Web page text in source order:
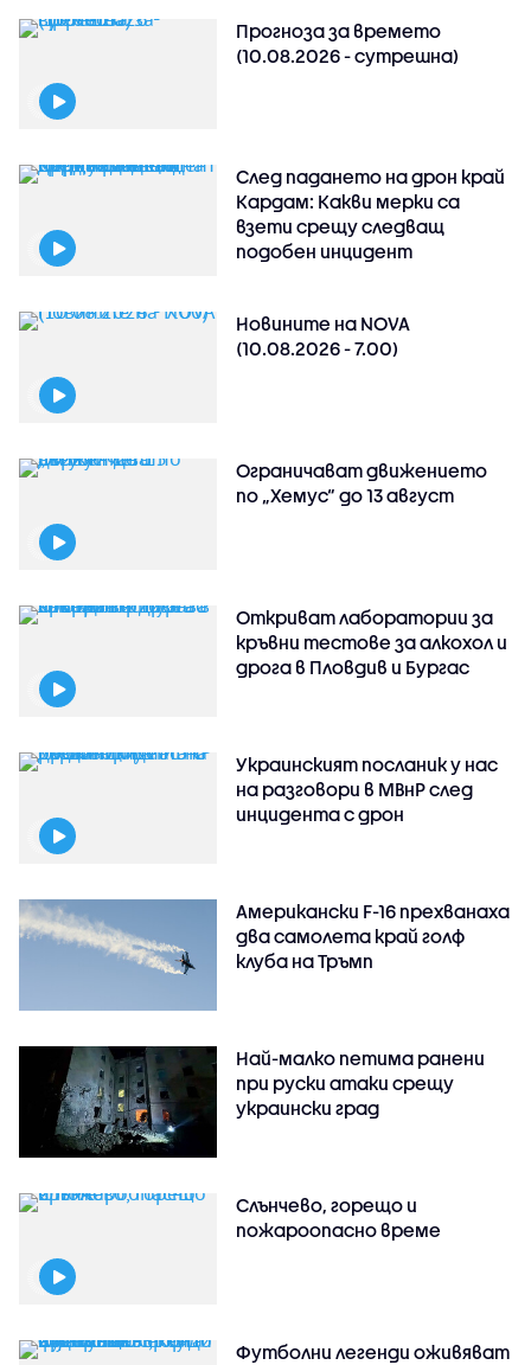
Прогноза за времето
(10.08.2026 - сутрешна)
След падането на дрон край
Кардам: Какви мерки са
взети срещу следващ
подобен инцидент
Новините на NOVA
(10.08.2026 - 7.00)
Ограничават движението
по „Хемус“ до 13 август
Откриват лаборатории за
кръвни тестове за алкохол и
дрога в Пловдив и Бургас
Украинският посланик у нас
на разговори в МВнР след
инцидента с дрон
Американски F-16 прехванаха
два самолета край голф
клуба на Тръмп
Най-малко петима ранени
при руски атаки срещу
украински град
Слънчево, горещо и
пожароопасно време
Футболни легенди оживяват